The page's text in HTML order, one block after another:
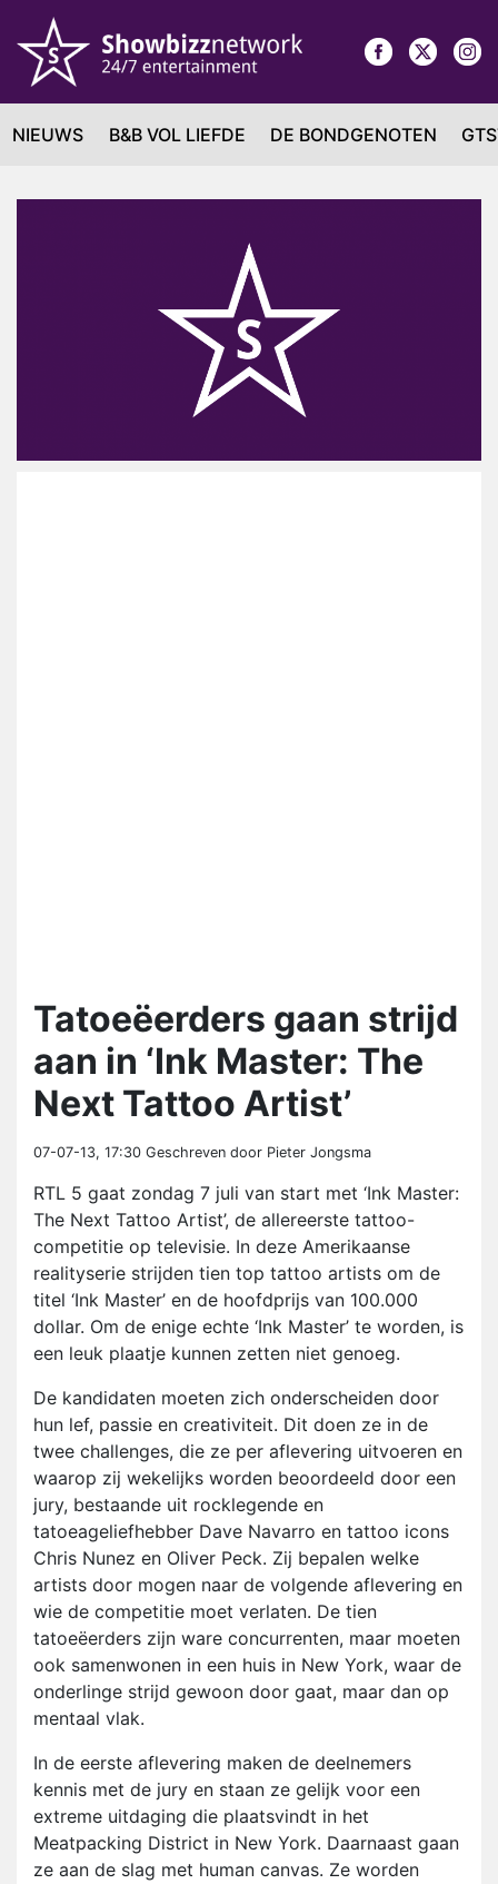
NIEUWS B&B VOL LIEFDE DE BONDGENOTEN
Tatoeëerders gaan strijd
aan in ‘Ink Master: The
Next Tattoo Artist’
07-07-13, 17:30 Geschreven door Pieter Jongsma
RTL 5 gaat zondag 7 juli van start met ‘Ink Master:
The Next Tattoo Artist’, de allereerste tattoo-
competitie op televisie. In deze Amerikaanse
realityserie strijden tien top tattoo artists om de
titel ‘Ink Master’ en de hoofdprijs van 100.000
dollar. Om de enige echte ‘Ink Master’ te worden, is
een leuk plaatje kunnen zetten niet genoeg.
De kandidaten moeten zich onderscheiden door
hun lef, passie en creativiteit. Dit doen ze in de
twee challenges, die ze per aflevering uitvoeren en
waarop zij wekelijks worden beoordeeld door een
jury, bestaande uit rocklegende en
tatoeageliefhebber Dave Navarro en tattoo icons
Chris Nunez en Oliver Peck. Zij bepalen welke
artists door mogen naar de volgende aflevering en
wie de competitie moet verlaten. De tien
tatoeëerders zijn ware concurrenten, maar moeten
ook samenwonen in een huis in New York, waar de
onderlinge strijd gewoon door gaat, maar dan op
mentaal vlak.
In de eerste aflevering maken de deelnemers
kennis met de jury en staan ze gelijk voor een
extreme uitdaging die plaatsvindt in het
Meatpacking District in New York. Daarnaast gaan
ze aan de slag met human canvas. Ze worden